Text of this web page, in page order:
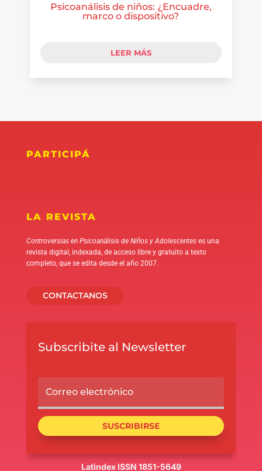
Psicoanálisis de niños: ¿Encuadre,
marco o dispositivo?
LEER MÁS
PARTICIPÁ
LA REVISTA
Controversias en Psicoanálisis de Niños y Adolescenteses una
revista digital, indexada, de acceso libre y gratuito a texto
completo, que se edita desde el año 2007.
CONTACTANOS
Subscribite al Newsletter
SUSCRIBIRSE
Latindex ISSN 1851-5649